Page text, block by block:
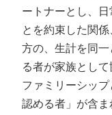
ートナーとし、
とを約束した関
方の、生計を同
る者が家族とし
ファミリーシッ
認める者」が含